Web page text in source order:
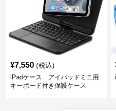
¥7,550 (税込)
iPadケース アイパッドミニ用
キーボード付き保護ケース